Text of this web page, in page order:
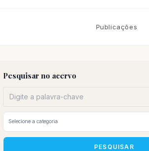
Publicações
Pesquisar no acervo
PESQUISAR